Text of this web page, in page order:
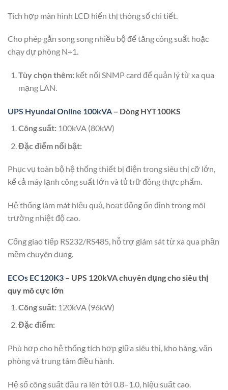
Tích hợp màn hình LCD hiển thị thông số chi tiết.
Cho phép gắn song song nhiều bộ để tăng công suất hoặc
chạy dự phòng N+1.
Tùy chọn thêm:kết nối SNMP card để quản lý từ xa qua
mạng LAN.
UPS Hyundai Online 100kVA – Dòng HYT100KS
Công suất:100kVA (80kW)
Đặc điểm nổi bật:
Phục vụ toàn bộ hệ thống thiết bị điện trong siêu thị cỡ lớn,
kể cả máy lạnh công suất lớn và tủ trữ đông thực phẩm.
Hệ thống làm mát hiệu quả, hoạt động ổn định trong môi
trường nhiệt độ cao.
Cổng giao tiếp RS232/RS485, hỗ trợ giám sát từ xa qua phần
mềm chuyên dụng.
ECOs EC120K3 – UPS 120kVA chuyên dụng cho siêu thị
quy mô cực lớn
Công suất:120kVA (96kW)
Đặc điểm:
Phù hợp cho hệ thống tích hợp giữa siêu thị, kho hàng, văn
phòng và trung tâm điều hành.
Hệ số công suất đầu ra lên tới 0.8–1.0, hiệu suất cao.